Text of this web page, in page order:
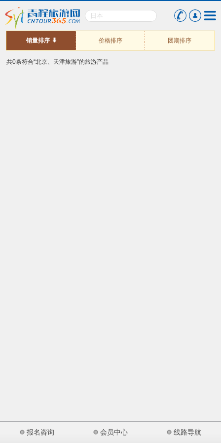
销量排序 价格排序 团期排序
共0条符合“北京、天津旅游”的旅游产品
报名咨询 会员中心 线路导航